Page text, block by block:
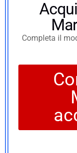
Completa il